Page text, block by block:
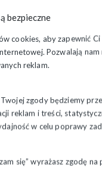
bezpieczne
cookies, aby zapewnić
Pozwalają
reklam.
zgody będziemy
reklam i treści,
w celu poprawy
się” wyrażasz zgodę
Jasnej